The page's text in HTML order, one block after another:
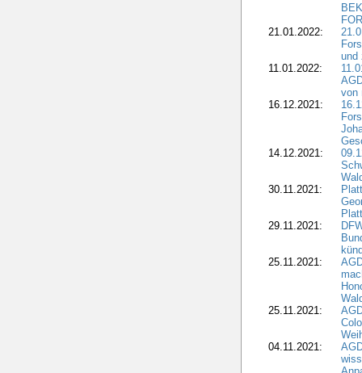
21.01.2022:
und
11.01.2022:
von
16.12.2021:
14.12.2021:
30.11.2021:
29.11.2021:
25.11.2021:
25.11.2021:
04.11.2021: